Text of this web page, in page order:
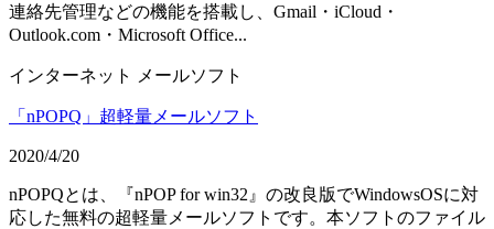
連絡先管理などの機能を搭載し、Gmail・iCloud・
Outlook.com・Microsoft Office...
インターネット メールソフト
「nPOPQ」超軽量メールソフト
2020/4/20
nPOPQとは、『nPOP for win32』の改良版でWindowsOSに対
応した無料の超軽量メールソフトです。本ソフトのファイル